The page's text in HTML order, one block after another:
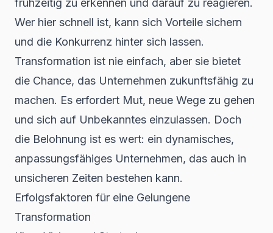
frühzeitig zu erkennen und darauf zu reagieren.
Wer hier schnell ist, kann sich Vorteile sichern
und die Konkurrenz hinter sich lassen.
Transformation ist nie einfach, aber sie bietet
die Chance, das Unternehmen zukunftsfähig zu
machen. Es erfordert Mut, neue Wege zu gehen
und sich auf Unbekanntes einzulassen. Doch
die Belohnung ist es wert: ein dynamisches,
anpassungsfähiges Unternehmen, das auch in
unsicheren Zeiten bestehen kann.
Erfolgsfaktoren für eine Gelungene
Transformation